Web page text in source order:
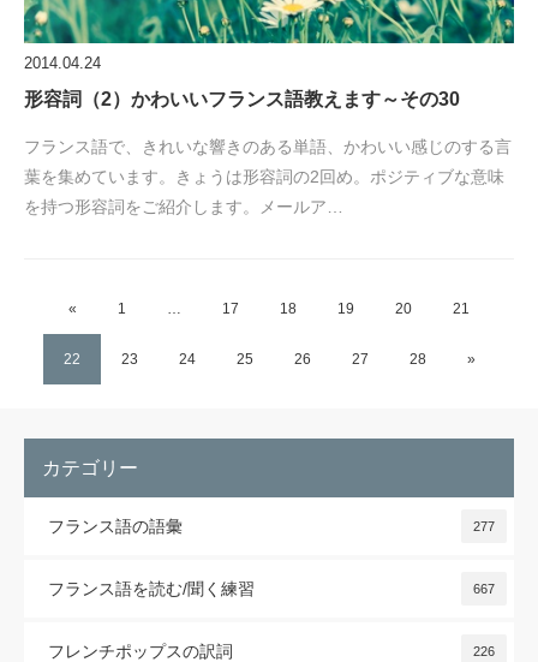
2014.04.24
形容詞（2）かわいいフランス語教えます～その30
フランス語で、きれいな響きのある単語、かわいい感じのする言
葉を集めています。きょうは形容詞の2回め。ポジティブな意味
を持つ形容詞をご紹介します。メールア…
« 1 17 18 19 20 21
22 23 24 25 26 27 28 »
カテゴリー
フランス語の語彙 277
フランス語を読む/聞く練習 667
フレンチポップスの訳詞 226